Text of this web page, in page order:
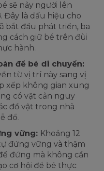
sẽ nảy người lên
Đây là dấu hiệu cho
bắt đầu phát triển, ba
cách giữ bé trên đùi
hành.
để bé di chuyển:
từ vị trí này sang vị
xếp không gian xung
có vật cản nguy
đồ vật trong nhà
đổ.
vững: Khoảng 12
đứng vững và thậm
đứng mà không cần
cơ hội để bé thực